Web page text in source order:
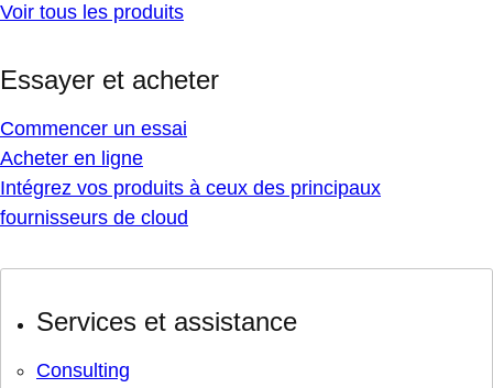
Voir tous les produits
Essayer et acheter
Commencer un essai
Acheter en ligne
Intégrez vos produits à ceux des principaux
fournisseurs de cloud
Services et assistance
Consulting